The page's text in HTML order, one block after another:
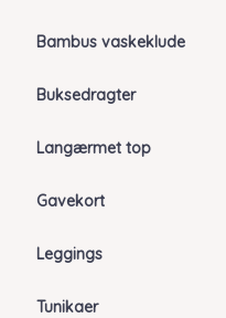
Bambus vaskeklude
Buksedragter
Langærmet top
Gavekort
Leggings
Tunikaer